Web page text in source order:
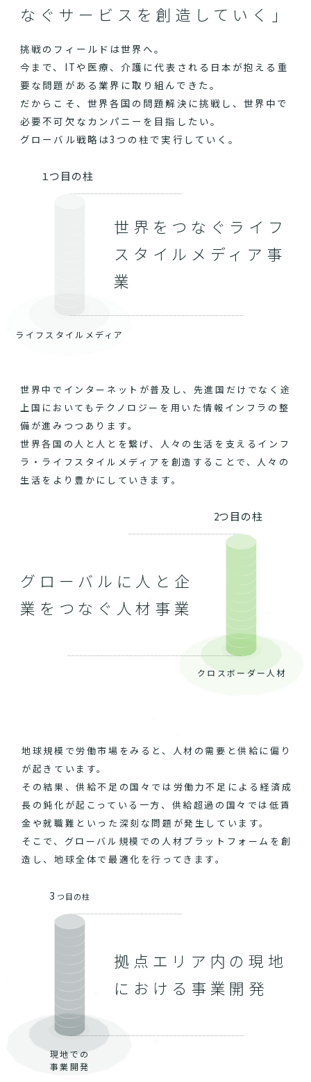
なぐサービスを創造していく」
挑戦のフィールドは世界へ。
今まで、ITや医療、介護に代表される日本が抱える重
要な問題がある業界に取り組んできた。
だからこそ、世界各国の問題解決に挑戦し、世界中で
必要不可欠なカンパニーを目指したい。
グローバル戦略は3つの柱で実行していく。
１つ目の柱
ライフスタイルメディア
世界をつなぐライフ
スタイルメディア事
業
世界中でインターネットが普及し、先進国だけでなく途
上国においてもテクノロジーを用いた情報インフラの整
備が進みつつあります。
世界各国の人と人とを繋げ、人々の生活を支えるインフ
ラ・ライフスタイルメディアを創造することで、人々の
生活をより豊かにしていきます。
グローバルに人と企
業をつなぐ人材事業
地球規模で労働市場をみると、人材の需要と供給に偏り
が起きています。
その結果、供給不足の国々では労働力不足による経済成
長の鈍化が起こっている一方、供給超過の国々では低賃
金や就職難といった深刻な問題が発生しています。
そこで、グローバル規模での人材プラットフォームを創
造し、地球全体で最適化を行ってきます。
2つ目の柱
クロスボーダー人材
3 つ目の柱
現地での
事業開発
拠点エリア内の現地
における事業開発